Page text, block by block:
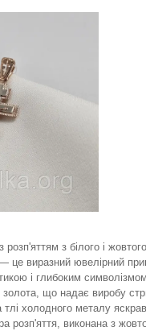
з розп'яттям з білого і
це виразний ювелірний
і глибоким
золота, що надає виробу
тлі холодного металу
розп'яття, виконана з